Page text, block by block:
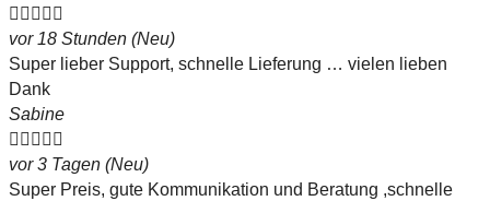
    
vor 18 Stunden (Neu)
Super lieber Support, schnelle Lieferung … vielen lieben
Dank
Sabine
    
vor 3 Tagen (Neu)
Super Preis, gute Kommunikation und Beratung ,schnelle